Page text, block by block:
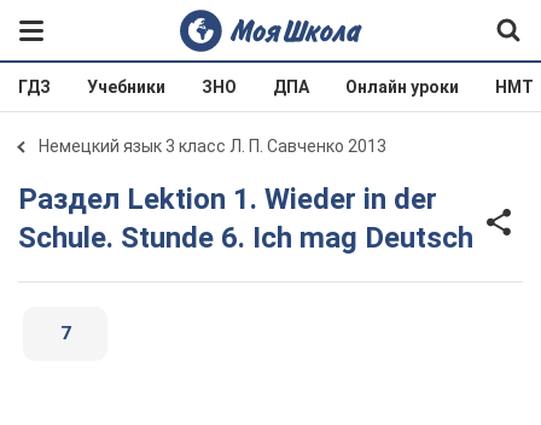
ГДЗ Учебники ЗНО ДПА Онлайн уроки НМТ
Немецкий язык 3 класс Л. П. Савченко 2013
Раздел Lektion 1. Wieder in der
Schule. Stunde 6. Ich mag Deutsch
7